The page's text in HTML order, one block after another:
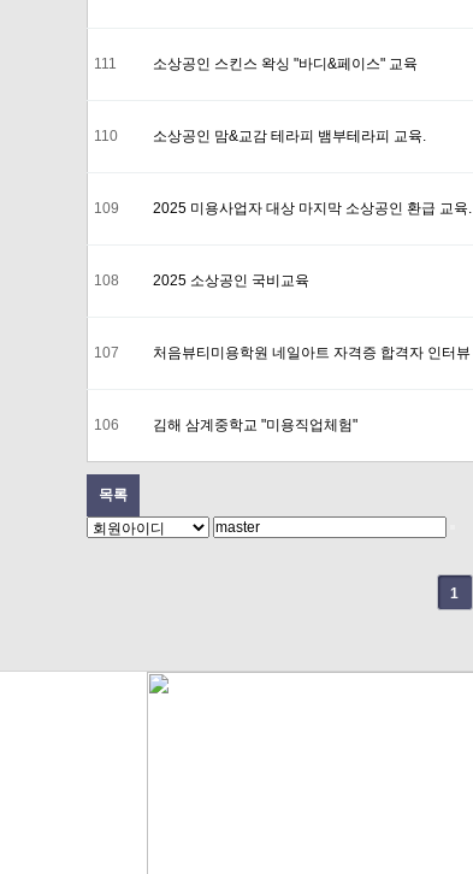
111 소상공인 스킨스 왁싱 "바디&페이스" 교육
110 소상공인 맘&교감 테라피 뱀부테라피 교육.
109 2025 미용사업자 대상 마지막 소상공인 환급 교육.
108 2025 소상공인 국비교육
107 처음뷰티미용학원 네일아트 자격증 합격자 인터뷰
106 김해 삼계중학교 "미용직업체험"
목록
1